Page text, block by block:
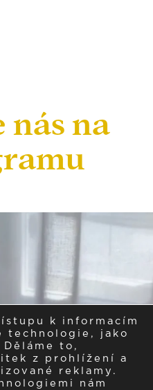
nás na
k informacím
technologie, jako
to,
z prohlížení a
reklamy.
nám